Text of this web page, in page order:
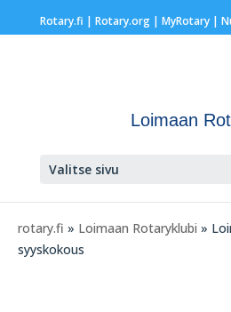
Rotary.fi | Rotary.org| MyRotary |
Loimaan
Valitse sivu
rotary.fi » Loimaan Rotaryklubi »
syyskokous